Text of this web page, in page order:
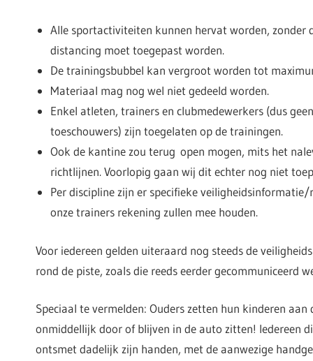
Alle sportactiviteiten kunnen hervat worden,
distancing moet toegepast worden.
De trainingsbubbel kan vergroot worden tot
Materiaal mag nog wel niet gedeeld worden.
Enkel atleten, trainers en clubmedewerkers (dus
toeschouwers) zijn toegelaten op de trainingen.
Ook de kantine zou terug open mogen, mits het
richtlijnen. Voorlopig gaan wij dit echter nog niet
Per discipline zijn er specifieke
onze trainers rekening zullen mee houden.
Voor iedereen gelden uiteraard nog steeds de
rond de piste, zoals die reeds eerder gecommuniceerd
Speciaal te vermelden: Ouders zetten hun kinderen aan
onmiddellijk door of blijven in de auto zitten! Iedereen
ontsmet dadelijk zijn handen, met de aanwezige